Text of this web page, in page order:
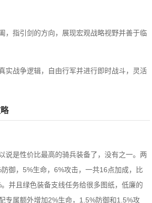
，指引剑的方向，展现宏观战略视野并善于临
实战争逻辑，自由行军并进行即时战斗，灵活
说是性价比最高的骑兵装备了，没有之一。两
御，5%生命，6%攻击，一共16点加成，比
并且绿色装备支线任务给很多图纸，低廉的
专属额外增加2%生命，1.5%防御和1.5%攻